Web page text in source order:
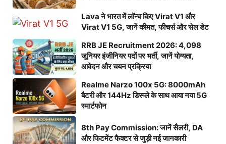
Lava ने भारत में लॉन्च किए Virat V1 और
Virat V1 5G, जानें कीमत, फीचर्स और सेल डेट
RRB JE Recruitment 2026: 4,098
जूनियर इंजीनियर पदों पर भर्ती, जानें योग्यता,
आवेदन और चयन प्रक्रिया
Realme Narzo 100x 5G: 8000mAh
बैटरी और 144Hz डिस्प्ले के साथ आया नया 5G
स्मार्टफोन
8th Pay Commission: जानें सैलरी, DA
और फिटमेंट फैक्टर से जुड़ी नई जानकारी